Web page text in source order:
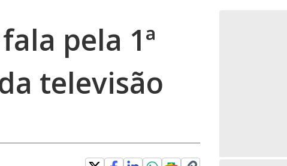
pela 1ª
televisão